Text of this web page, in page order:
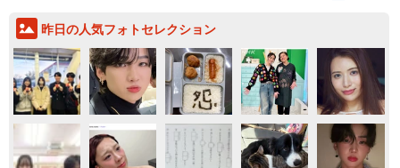
昨日の人気フォトセレクション